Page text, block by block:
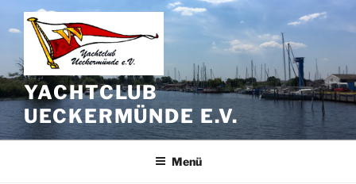
Zum
Inhalt
springen
YACHTCLUB
UECKERMÜNDE E.V.
Menü